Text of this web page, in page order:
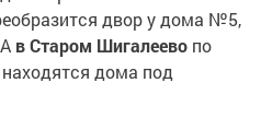
двор у дома №5,
в Старом Шигалеево по
дома под